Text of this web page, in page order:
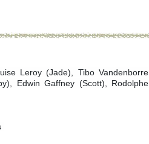
Leroy (Jade), Tibo Vandenborre
Edwin Gaffney (Scott), Rodolphe